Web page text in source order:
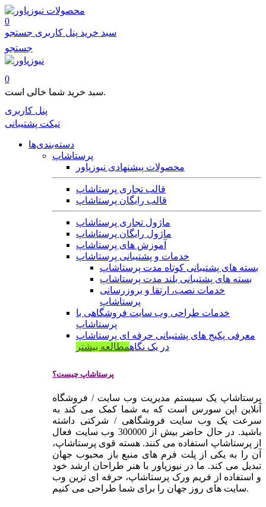
محصولات
0
سبد خرید پنل کاربری جستجو
جستجو
0
سبد خرید شما خالی است.
پنل کاربری
تیکت پشتیبانی
دسته‌بندی‌ها
پرستاشاپ
محصولات پیشنهادی نیوزپاور
قالب تجاری پرستاشاپ
قالب رایگان پرستاشاپ
ماژول تجاری پرستاشاپ
ماژول رایگان پرستاشاپ
آموزش های پرستاشاپ
خدمات و پشتیبانی پرستاشاپ
بسته های پشتیبانی کوتاه مدت پرستاشاپ
بسته های پشتیبانی بلند مدت پرستاشاپ
خدمات نصب، ارتقا و بروزرسانی
پرستاشاپ
خدمات طراحی وب سایت فروشگاهی با
پرستاشاپ
معرفی پکیج های پشتیبانی حرفه ای پرستاشاپ
در یک نگاهمطالعه بیشتر
پرستاشاپ چیست؟
پرستاشاپ یک سیستم مدیریت وب سایت / فروشگاه
آنلاین اپن سورس است که به شما کمک می کند به
سرعت یک وب سایت فروشگاهی / شرکتی داشته
باشید. در حال حاضر بیش از 300000 وب سایت فعال
از پرستاشاپ استفاده می کنند. هسته قوی پرستاشاپ،
آن را به یکی از پلت فرم های منبع باز محبوب جهان
تبدیل می کند. ما در نیوزپاور با هنر طراحان ارشد خود
و استفاده از فریم ورک پرستاشاپ، حرفه ای ترین وب
سایت های روز جهان را برای شما طراحی می کنیم.